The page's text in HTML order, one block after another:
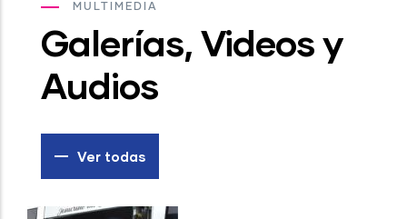
MULTIMEDIA
Galerías, Videos y
Audios
Ver todas